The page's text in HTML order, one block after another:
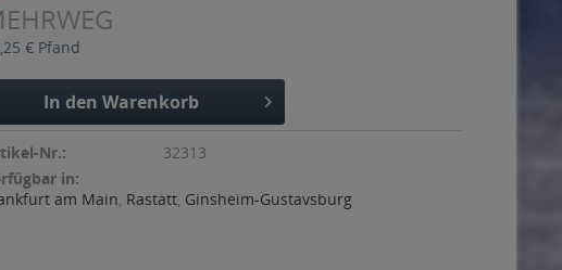
€ Pfand
In den Warenkorb
Nr.:
32313
in:
am Main, Rastatt, Ginsheim-Gustavsburg